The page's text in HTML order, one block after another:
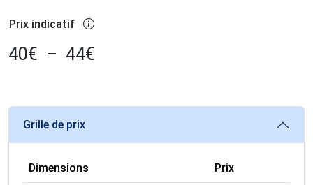
Prix indicatif
40€ – 44€
Grille de prix
Dimensions Prix